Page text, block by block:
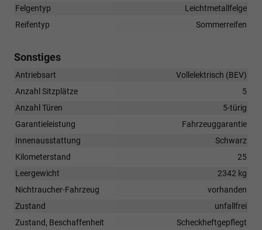
Felgentyp
Leichtmetallfelge
Reifentyp
Sommerreifen
Sonstiges
Antriebsart
Vollelektrisch (BEV)
Anzahl Sitzplätze
5
Anzahl Türen
5-türig
Garantieleistung
Fahrzeuggarantie
Innenausstattung
Schwarz
Kilometerstand
25
Leergewicht
2342 kg
Nichtraucher-Fahrzeug
vorhanden
Zustand
unfallfrei
Zustand, Beschaffenheit
Scheckheftgepflegt